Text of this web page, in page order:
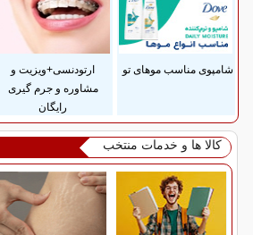
شامپوی مناسب موهای تو
ارتودنسی+ویزیت و
مشاوره و جرم گیری
رایگان
کالا ها و خدمات منتخب